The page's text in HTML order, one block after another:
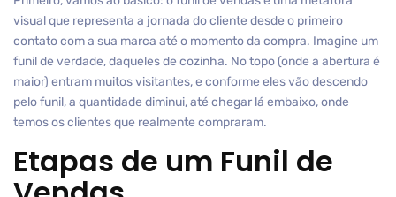
visual que representa a jornada do cliente desde o primeiro
contato com a sua marca até o momento da compra. Imagine um
funil de verdade, daqueles de cozinha. No topo (onde a abertura é
maior) entram muitos visitantes, e conforme eles vão descendo
pelo funil, a quantidade diminui, até chegar lá embaixo, onde
temos os clientes que realmente compraram.
Etapas de um Funil de